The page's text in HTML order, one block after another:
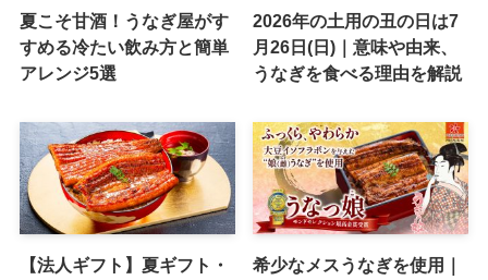
夏こそ甘酒！うなぎ屋がす
すめる冷たい飲み方と簡単
アレンジ5選
2026年の土用の丑の日は7
月26日(日)｜意味や由来、
うなぎを食べる理由を解説
【法人ギフト】夏ギフト・
希少なメスうなぎを使用｜